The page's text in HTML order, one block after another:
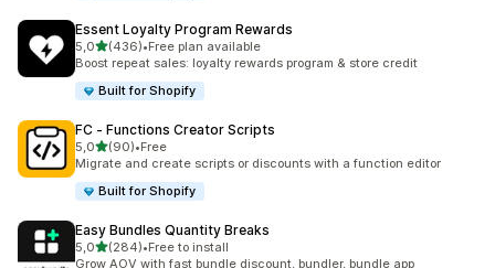
Essent Loyalty Program Rewards
5,0/ 5 tähteä
(436)
436 arvostelua yhteensä
•Free plan available
Boost repeat sales: loyalty rewards program & store credit
Built for Shopify
FC ‑ Functions Creator Scripts
5,0/ 5 tähteä
(90)
90 arvostelua yhteensä
•Free
Migrate and create scripts or discounts with a function editor
Built for Shopify
Easy Bundles Quantity Breaks
5,0/ 5 tähteä
(284)
284 arvostelua yhteensä
•Free to install
Grow AOV with fast bundle discount, bundler, bundle app